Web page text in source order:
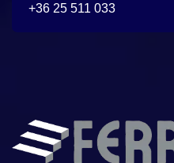
+36 25 511 033